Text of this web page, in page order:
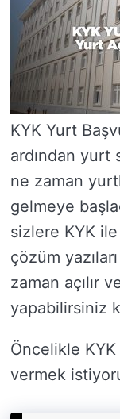
KYK Yurt
ardından yurt
ne zaman
gelmeye
sizlere KYK
çözüm
zaman açılır
yapabilirsiniz
Öncelikle
vermek